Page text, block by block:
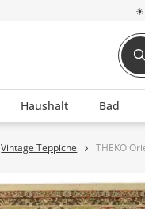
☀
Haushalt Bad
Vintage Teppiche THEKO